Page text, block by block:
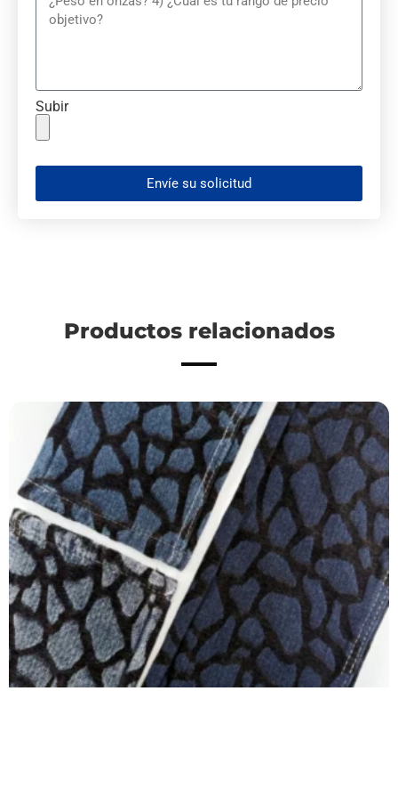
Subir
Envíe su solicitud
Productos relacionados